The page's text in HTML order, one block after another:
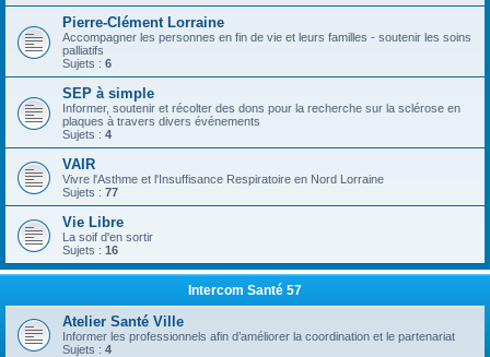
Pierre-Clément Lorraine
Accompagner les personnes en fin de vie et leurs familles - soutenir les soins
palliatifs
Sujets : 6
SEP à simple
Informer, soutenir et récolter des dons pour la recherche sur la sclérose en
plaques à travers divers événements
Sujets : 4
VAIR
Vivre l'Asthme et l'Insuffisance Respiratoire en Nord Lorraine
Sujets : 77
Vie Libre
La soif d'en sortir
Sujets : 16
Intercom Santé 57
Atelier Santé Ville
Informer les professionnels afin d’améliorer la coordination et le partenariat
Sujets : 4